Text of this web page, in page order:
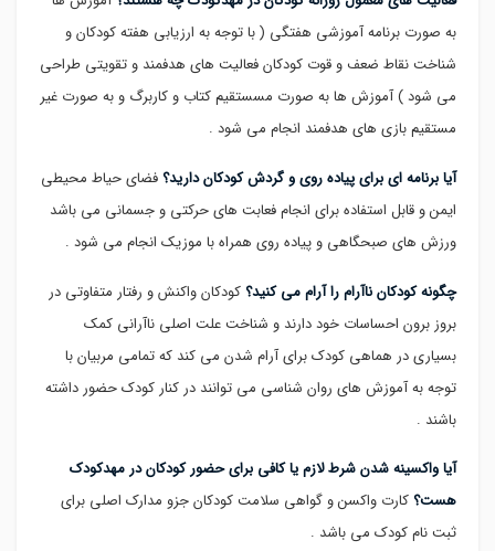
به صورت برنامه آموزشی هفتگی ( با توجه به ارزیابی هفته کودکان و
شناخت نقاط ضعف و قوت کودکان فعالیت های هدفمند و تقویتی طراحی
می شود ) آموزش ها به صورت مسستقیم کتاب و کاربرگ و به صورت غیر
مستقیم بازی های هدفمند انجام می شود .
آیا برنامه ای برای پیاده روی و گردش کودکان دارید؟ فضای حیاط محیطی
ایمن و قابل استفاده برای انجام فعابت های حرکتی و جسمانی می باشد
ورزش های صبحگاهی و پیاده روی همراه با موزیک انجام می شود .
چگونه کودکان ناآرام را آرام می کنید؟ کودکان واکنش و رفتار متفاوتی در
بروز برون احساسات خود دارند و شناخت علت اصلی ناآرانی کمک
بسیاری در هماهی کودک برای آرام شدن می کند که تمامی مربیان با
توجه به آموزش های روان شناسی می توانند در کنار کودک حضور داشته
باشند .
آیا واکسینه شدن شرط لازم یا کافی برای حضور کودکان در مهدکودک
هست؟ کارت واکسن و گواهی سلامت کودکان جزو مدارک اصلی برای
ثبت نام کودک می باشد .